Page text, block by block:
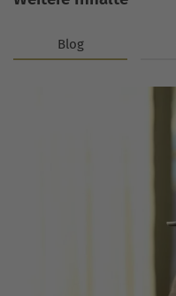
Blog